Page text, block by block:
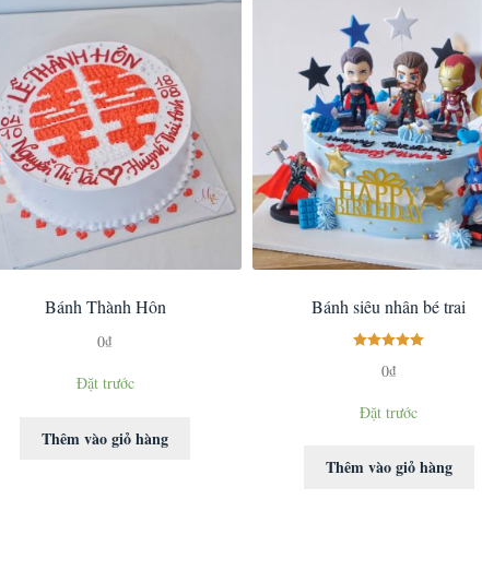
Bánh Thành Hôn
0₫
Đặt trước
Thêm vào giỏ hàng
Bánh siêu nhân bé trai
hạng5.00
0₫
Đặt trước
Thêm vào giỏ hàng